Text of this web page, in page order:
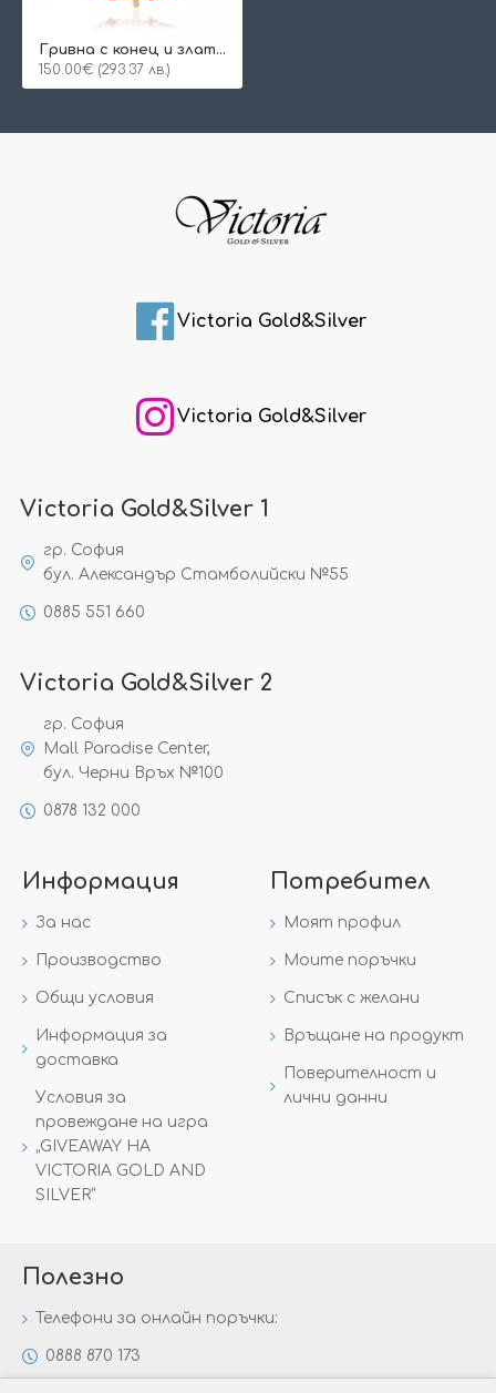
Гривна с конец и златен елемент кръст
150.00€ (293.37 лв.)
Victoria Gold&Silver
Victoria Gold&Silver
Victoria Gold&Silver 1
гр. София
бул. Александър Стамболийски №55
0885 551 660
Victoria Gold&Silver 2
гр. София
Mall Paradise Center,
бул. Черни Връх №100
0878 132 000
Информация
За нас
Производство
Общи условия
Информация за
доставка
Условия за
провеждане на игра
„GIVEAWAY НА
VICTORIA GOLD AND
SILVER“
Потребител
Моят профил
Моите поръчки
Списък с желани
Връщане на продукт
Поверителност и
лични данни
Полезно
Телефони за онлайн поръчки:
0888 870 173